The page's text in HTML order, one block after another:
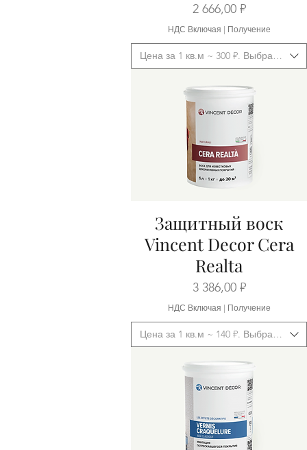
Цена
2 666,00 ₽
НДС Включая | Получение
Цена за 1 кв.м ~ 300 ₽. Выбрать
Быстрый просмотр
Защитный воск
Vincent Decor Cera
Realta
Цена
3 386,00 ₽
НДС Включая | Получение
Цена за 1 кв.м ~ 140 ₽. Выбрать